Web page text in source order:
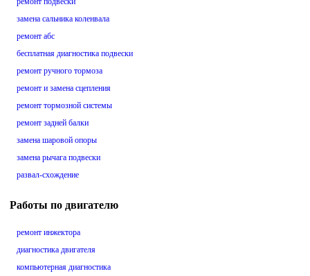
замена сальника коленвала
ремонт абс
бесплатная диагностика подвески
ремонт ручного тормоза
ремонт и замена сцепления
ремонт тормозной системы
ремонт задней балки
замена шаровой опоры
замена рычага подвески
развал-схождение
Работы по двигателю
ремонт инжектора
диагностика двигателя
компьютерная диагностика